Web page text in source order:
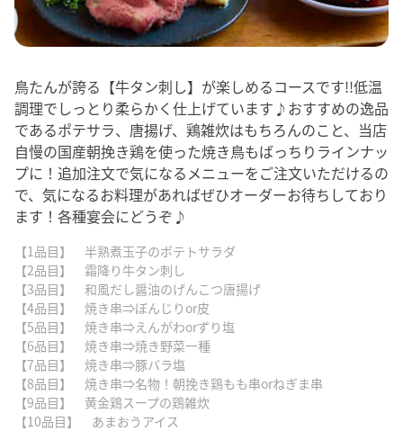
鳥たんが誇る【牛タン刺し】が楽しめるコースです!!低温
調理でしっとり柔らかく仕上げています♪おすすめの逸品
であるポテサラ、唐揚げ、鶏雑炊はもちろんのこと、当店
自慢の国産朝挽き鶏を使った焼き鳥もばっちりラインナッ
プに！追加注文で気になるメニューをご注文いただけるの
で、気になるお料理があればぜひオーダーお待ちしており
ます！各種宴会にどうぞ♪
【1品目】 半熟煮玉子のポテトサラダ
【2品目】 霜降り牛タン刺し
【3品目】 和風だし醤油のげんこつ唐揚げ
【4品目】 焼き串⇒ぼんじりor皮
【5品目】 焼き串⇒えんがわorずり塩
【6品目】 焼き串⇒焼き野菜一種
【7品目】 焼き串⇒豚バラ塩
【8品目】 焼き串⇒名物！朝挽き鶏もも串orねぎま串
【9品目】 黄金鶏スープの鶏雑炊
【10品目】 あまおうアイス